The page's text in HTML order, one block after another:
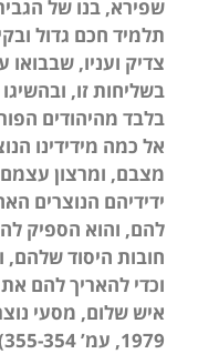
שפירא, בנו של
תלמיד חכם גדול
צדיק ועניו, שבבואו
בשליחות זו,
בלבד מהיהודים
אל כמה מידידינו
מצבם, ומרצון
ידידיהם הנוצרים
להם, והוא הספיק
חובות היסוד שלהם,
וכדי להאריך להם
איש שלום, מסעי
1979, עמ’ 355-354).